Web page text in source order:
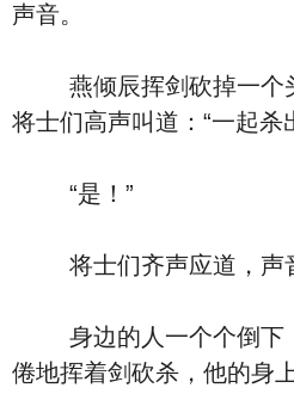
声音。
燕倾辰挥剑砍掉一个
将士们高声叫道：“一起杀
“是！”
将士们齐声应道，声音
身边的人一个个倒下
倦地挥着剑砍杀，他的身